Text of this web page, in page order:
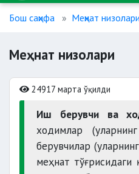
Бош саҳифа Меҳнат
Меҳнат низолари
24917 марта ўқилди
Иш берувчи ва
ходимлар
берувчилар
меҳнат тўғрисидаги